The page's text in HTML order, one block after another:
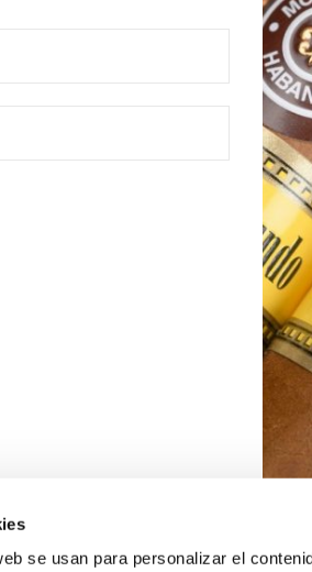
se usan para personalizar el